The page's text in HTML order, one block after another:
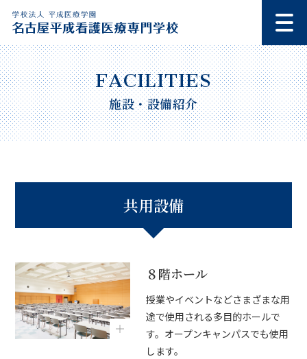
施設・設備紹介
共用設備
８階ホール
授業やイベントなどさまざまな用
途で使用される多目的ホールで
す。オープンキャンパスでも使用
します。